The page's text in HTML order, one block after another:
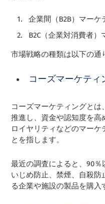
企業間（B2B）マーケ
B2C（企業対消費者）
市場戦略の種類は以下の通
コーズマーケティ
コーズマーケティングと
推進し、資金や認知度を高
ロイヤリティなどのマーケ
とを指します。
最近の調査によると、90％
いじめ防止、禁煙、自殺
る企業や施設の製品を購入